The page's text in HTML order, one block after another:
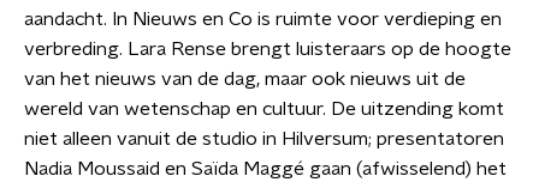
aandacht. In Nieuws en Co is ruimte voor verdieping en
verbreding. Lara Rense brengt luisteraars op de hoogte
van het nieuws van de dag, maar ook nieuws uit de
wereld van wetenschap en cultuur. De uitzending komt
niet alleen vanuit de studio in Hilversum; presentatoren
Nadia Moussaid en Saïda Maggé gaan (afwisselend) het